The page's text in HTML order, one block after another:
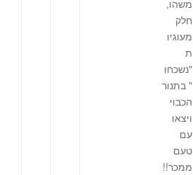
משהו,
חלק
מעוגיו
ת
"נשכחו
" בתנור
הכבוי
ויצאו
עם
טעם
ממכר!!